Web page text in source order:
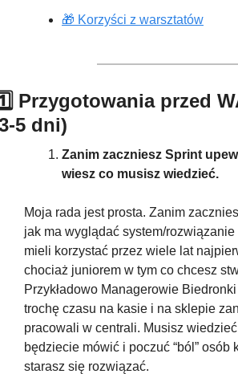
🎁 Korzyści z warsztatów
Przygotowania przed
5 dni)
Zanim zaczniesz Sprint
wiesz co musisz wiedzieć.
Moja rada jest prosta. Zanim
jak ma wyglądać system/rozwiązanie
mieli korzystać przez wiele lat
chociaż juniorem w tym co chcesz
Przykładowo Managerowie
trochę czasu na kasie i na sklepie
pracowali w centrali. Musisz
będziecie mówić i poczuć “ból” osób
starasz się rozwiązać.